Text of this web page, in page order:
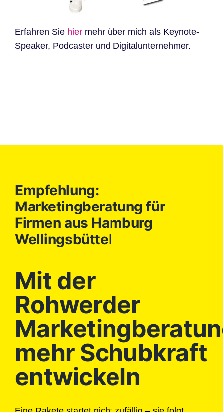
Erfahren Sie hiermehr über mich als Keynote-
Speaker, Podcaster und Digitalunternehmer.
Empfehlung:
Marketingberatung für
Firmen aus Hamburg
Wellingsbüttel
Mit der
Rohwerder
mehr Schubkraft
entwickeln